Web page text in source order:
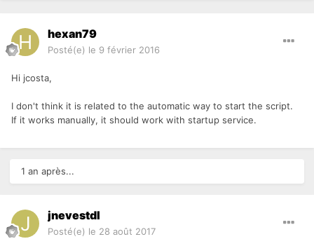
hexan79
Posté(e) le 9 février 2016
Hi jcosta,
I don't think it is related to the automatic way to start the script.
If it works manually, it should work with startup service.
1 an après...
jnevestdl
Posté(e) le 28 août 2017